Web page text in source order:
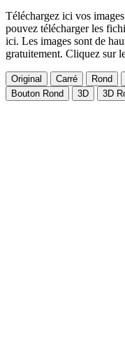
Téléchargez ici vos
pouvez télécharger les
ici. Les images sont de
gratuitement. Cliquez sur
Original Carré Rond
Bouton Rond
3D 3D